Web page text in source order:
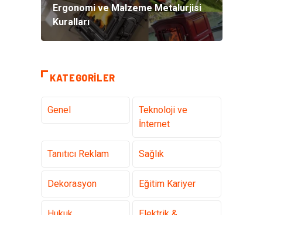
Ergonomi ve Malzeme Metalurjisi
Kuralları
KATEGORILER
Genel
Teknoloji ve
İnternet
Tanıtıcı Reklam Sağlık
Dekorasyon Eğitim Kariyer
Hukuk
Elektrik &